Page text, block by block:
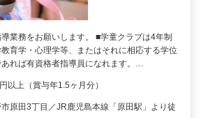
業務をお願いします。 ■学童クラブは4年制
育学・心理学等、またはそれに相応する学位
あれば有資格者指導員になれます。…
以上（賞与年1.5ヶ月分）
原田3丁目／JR鹿児島本線「原田駅」より徒